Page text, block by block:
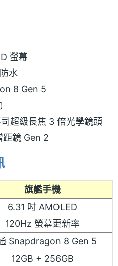
螢幕
水
8 Gen 5
超級長焦 3 倍光學鏡頭
鏡 Gen 2
旗艦手機
6.31 吋 AMOLED
120Hz 螢幕更新率
Snapdragon 8 Gen 5
12GB + 256GB